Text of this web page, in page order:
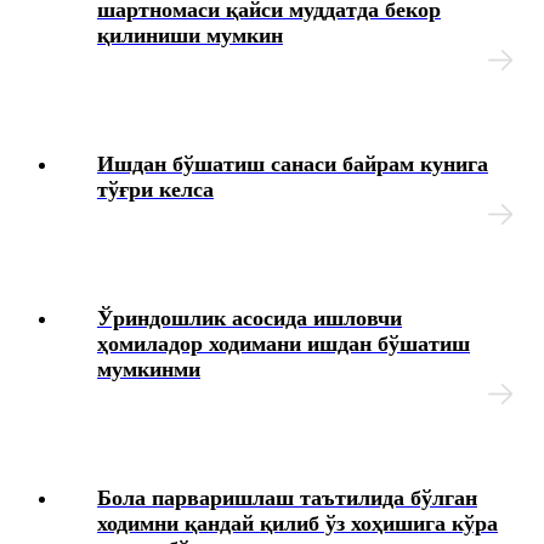
My.mehnat.uz
маълумотлар базаси
Суд амалиёти ва меҳнат низолари
Иш ҳақи, компенсация ва бошқа тўловлар
шартномаси қайси муддатда бекор
қилиниши мумкин
Ишдан бўшатиш санаси байрам кунига
тўғри келса
Ўриндошлик асосида ишловчи
ҳомиладор ходимани ишдан бўшатиш
мумкинми
Бола парваришлаш таътилида бўлган
ходимни қандай қилиб ўз хоҳишига кўра